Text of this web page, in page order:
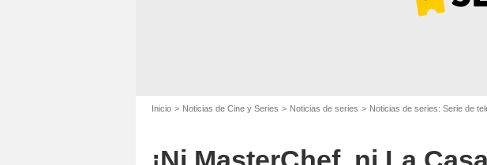
Inicio Noticias de Cine y Series Noticias de series Noticias de series: Serie de